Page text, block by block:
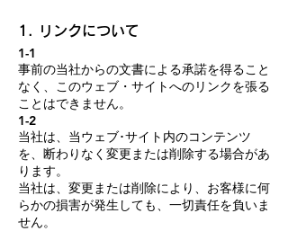
1. リンクについて
1-1
事前の当社からの文書による承諾を得ること
なく、このウェブ・サイトへのリンクを張る
ことはできません。
1-2
当社は、当ウェブ･サイト内のコンテンツ
を、断わりなく変更または削除する場合があ
ります。
当社は、変更または削除により、お客様に何
らかの損害が発生しても、一切責任を負いま
せん。